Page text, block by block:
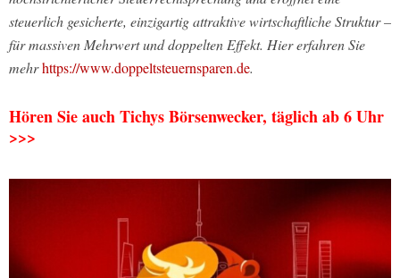
steuerlich gesicherte, einzigartig attraktive wirtschaftliche Struktur –
für massiven Mehrwert und doppelten Effekt. Hier erfahren Sie
mehrhttps://www.doppeltsteuernsparen.de.
Hören Sie auch Tichys Börsenwecker, täglich ab 6 Uhr
>>>